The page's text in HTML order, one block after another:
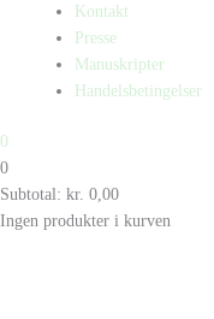
Kontakt
Presse
Manuskripter
Handelsbetingelser
0
0
Subtotal: kr. 0,00
Ingen produkter i kurven